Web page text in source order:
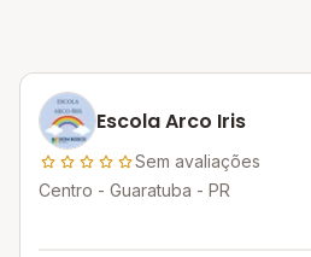
Escola Arco Iris
Sem avaliações
Centro - Guaratuba - PR